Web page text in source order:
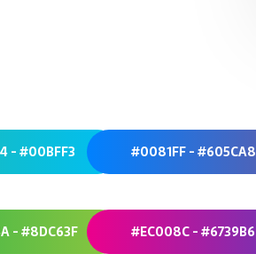
- #00BFF3
- #8DC63F
#0081FF - #605CA8
#EC008C - #6739B6